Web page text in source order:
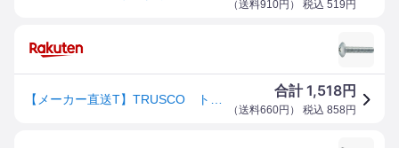
（送料910円 ） 税込 519 円
合計1,518円
（送料660円 ） 税込 858 円